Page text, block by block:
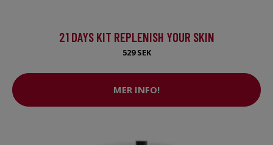
21 DAYS KIT REPLENISH YOUR SKIN
529 SEK
MER INFO!